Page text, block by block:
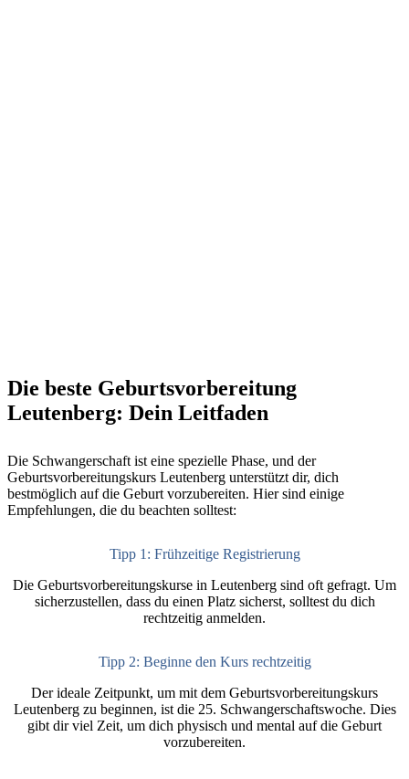
Die beste Geburtsvorbereitung
Leutenberg: Dein Leitfaden
Die Schwangerschaft ist eine spezielle Phase, und der
Geburtsvorbereitungskurs Leutenberg unterstützt dir, dich
bestmöglich auf die Geburt vorzubereiten. Hier sind einige
Empfehlungen, die du beachten solltest:
Tipp 1: Frühzeitige Registrierung
Die Geburtsvorbereitungskurse in Leutenberg sind oft gefragt. Um
sicherzustellen, dass du einen Platz sicherst, solltest du dich
rechtzeitig anmelden.
Tipp 2: Beginne den Kurs rechtzeitig
Der ideale Zeitpunkt, um mit dem Geburtsvorbereitungskurs
Leutenberg zu beginnen, ist die 25. Schwangerschaftswoche. Dies
gibt dir viel Zeit, um dich physisch und mental auf die Geburt
vorzubereiten.